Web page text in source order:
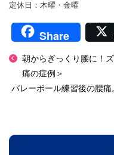
定休日：木曜・金曜
Share
朝からぎっくり腰に！
痛の症例＞
バレーボール練習後の腰